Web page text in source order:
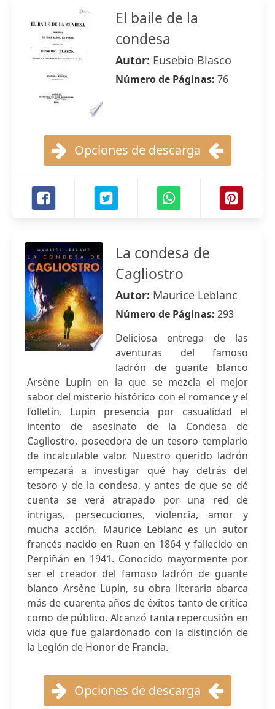
El baile de la
condesa
Autor: Eusebio Blasco
Número de Páginas: 76
Opciones de descarga
La condesa de
Cagliostro
Autor: Maurice Leblanc
Número de Páginas: 293
Deliciosa entrega de las
aventuras del famoso
ladrón de guante blanco
Arsène Lupin en la que se mezcla el mejor
sabor del misterio histórico con el romance y el
folletín. Lupin presencia por casualidad el
intento de asesinato de la Condesa de
Cagliostro, poseedora de un tesoro templario
de incalculable valor. Nuestro querido ladrón
empezará a investigar qué hay detrás del
tesoro y de la condesa, y antes de que se dé
cuenta se verá atrapado por una red de
intrigas, persecuciones, violencia, amor y
mucha acción. Maurice Leblanc es un autor
francés nacido en Ruan en 1864 y fallecido en
Perpiñán en 1941. Conocido mayormente por
ser el creador del famoso ladrón de guante
blanco Arsène Lupin, su obra literaria abarca
más de cuarenta años de éxitos tanto de crítica
como de público. Alcanzó tanta repercusión en
vida que fue galardonado con la distinción de
la Legión de Honor de Francia.
Opciones de descarga